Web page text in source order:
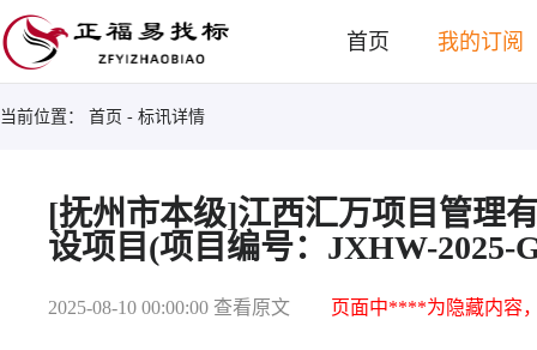
首页 我的订阅
当前位置： 首页 - 标讯详情
[抚州市本级]江西汇万项目管理
设项目(项目编号：JXHW-2025-
2025-08-10 00:00:00 查看原文 页面中****为隐藏内容